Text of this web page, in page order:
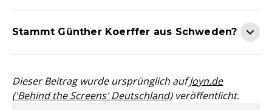
Stammt Günther Koerffer aus Schweden?
Dieser Beitrag wurde ursprünglich aufJoyn.de
('Behind the Screens' Deutschland)veröffentlicht.